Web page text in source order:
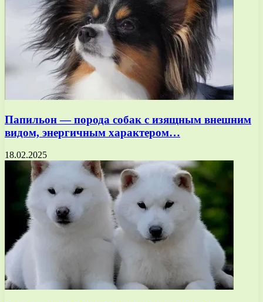
Папильон — порода собак с изящным внешним
видом, энергичным характером…
18.02.2025